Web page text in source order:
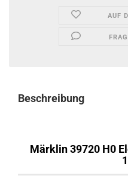
AUF
Beschreibung
Märklin 39720 H0